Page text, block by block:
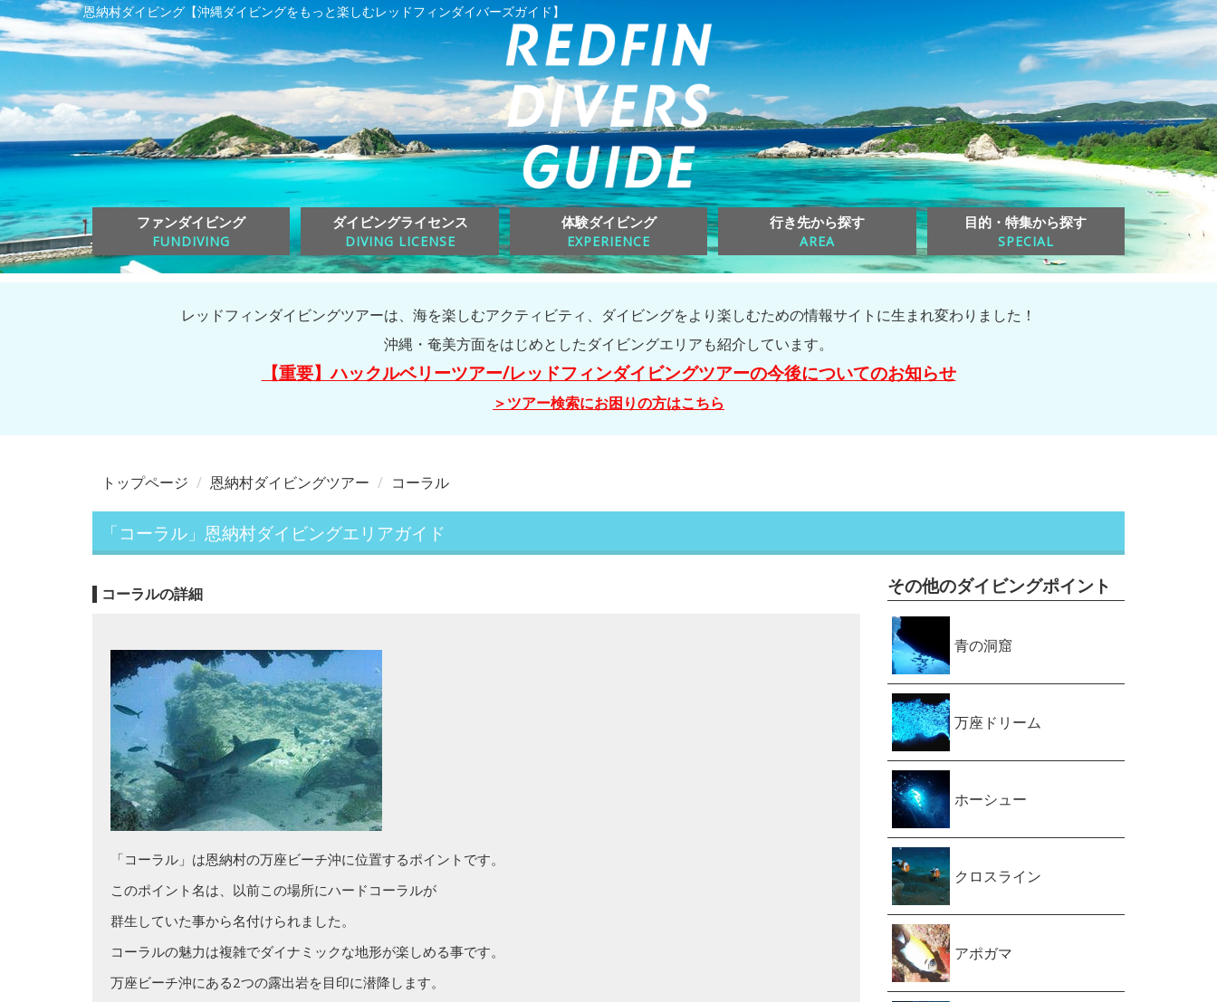
恩納村ダイビング【沖縄ダイビングをもっと楽しむレッドフィンダイバーズガイド】
ファンダイビング
FUNDIVING
ダイビングライセンス
DIVING LICENSE
体験ダイビング
EXPERIENCE
行き先から探す
AREA
目的・特集から探す
SPECIAL
レッドフィンダイビングツアーは、海を楽しむアクティビティ、ダイビングをより楽しむための情報サイトに生まれ変わりました！
沖縄・奄美方面をはじめとしたダイビングエリアも紹介しています。
【重要】ハックルベリーツアー/レッドフィンダイビングツアーの今後についてのお知らせ
＞ツアー検索にお困りの方はこちら
トップページ 恩納村ダイビングツアー コーラル
「コーラル」恩納村ダイビングエリアガイド
コーラルの詳細
「コーラル」は恩納村の万座ビーチ沖に位置するポイントです。
このポイント名は、以前この場所にハードコーラルが
群生していた事から名付けられました。
コーラルの魅力は複雑でダイナミックな地形が楽しめる事です。
万座ビーチ沖にある2つの露出岩を目印に潜降します。
その他のダイビングポイント
青の洞窟
万座ドリーム
ホーシュー
クロスライン
アポガマ